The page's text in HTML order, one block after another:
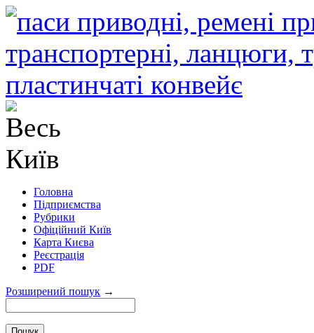
Головна
Підприємства
Рубрики
Офіційний Київ
Карта Києва
Реєстрація
PDF
Розширений пошук →